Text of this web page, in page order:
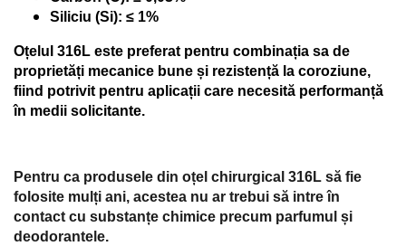
Siliciu (Si): ≤ 1%
Oțelul 316L este preferat pentru combinația sa de
proprietăți mecanice bune și rezistență la coroziune,
fiind potrivit pentru aplicații care necesită performanță
în medii solicitante.
Pentru ca produsele din oțel chirurgical 316L să fie
folosite mulți ani, acestea nu ar trebui să intre în
contact cu substanțe chimice precum parfumul și
deodorantele.